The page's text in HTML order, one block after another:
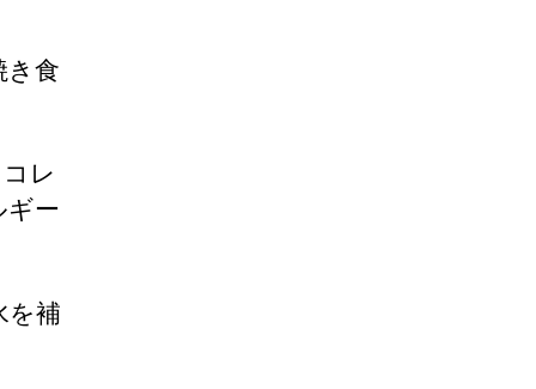
き食
レ
ギー
を補